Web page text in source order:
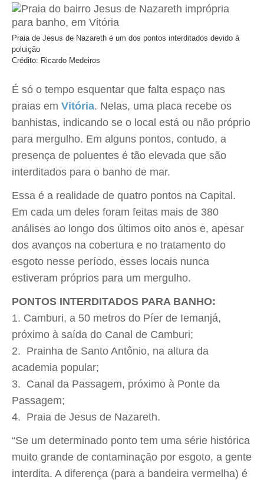
Praia de Jesus de Nazareth é um dos pontos interditados devido à
poluição
Crédito: Ricardo Medeiros
É só o tempo esquentar que falta espaço nas
praias em Vitória. Nelas, uma placa recebe os
banhistas, indicando se o local está ou não próprio
para mergulho. Em alguns pontos, contudo, a
presença de poluentes é tão elevada que são
interditados para o banho de mar.
Essa é a realidade de quatro pontos na Capital.
Em cada um deles foram feitas mais de 380
análises ao longo dos últimos oito anos e, apesar
dos avanços na cobertura e no tratamento do
esgoto nesse período, esses locais nunca
estiveram próprios para um mergulho.
PONTOS INTERDITADOS PARA BANHO:
Camburi, a 50 metros do Píer de Iemanjá,
próximo à saída do Canal de Camburi;
Prainha de Santo Antônio, na altura da
academia popular;
Canal da Passagem, próximo à Ponte da
Passagem;
Praia de Jesus de Nazareth.
“Se um determinado ponto tem uma série histórica
muito grande de contaminação por esgoto, a gente
interdita. A diferença (para a bandeira vermelha) é